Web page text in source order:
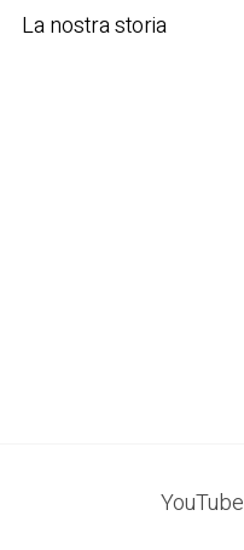
La nostra storia
YouTube